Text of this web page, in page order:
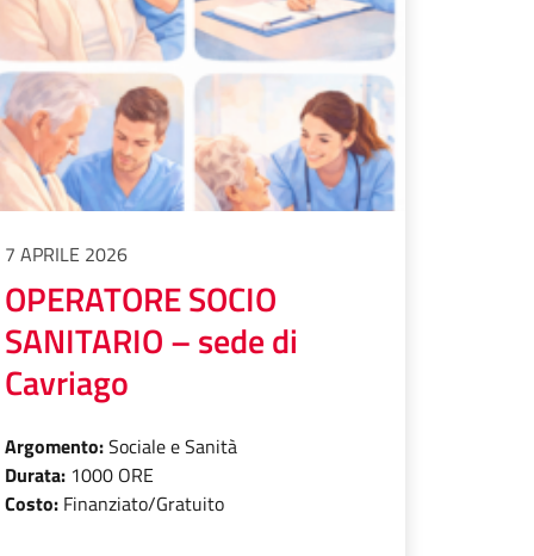
DI RIPRESA (CAMERAMAN)»
7 APRILE 2026
OPERATORE SOCIO
SANITARIO – sede di
Cavriago
Argomento:Sociale e Sanità
Durata: 1000 ORE
Costo: Finanziato/Gratuito